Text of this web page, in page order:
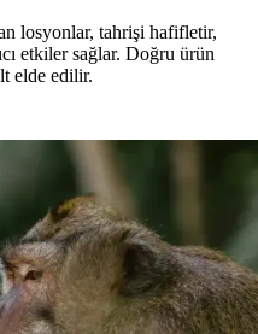
losyonlar, tahrişi hafifletir,
etkiler sağlar. Doğru ürün
elde edilir.